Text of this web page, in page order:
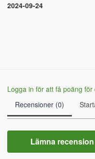
2024-09-24
Logga in för att få poäng
Recensioner (0)
Lämna recension